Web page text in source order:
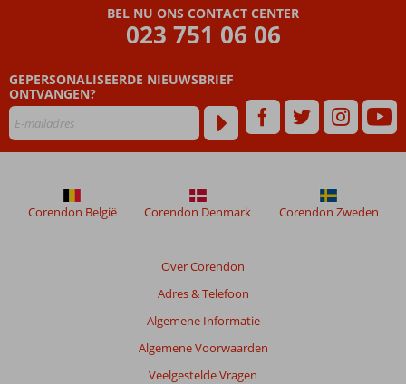
BEL NU ONS CONTACT CENTER
023 751 06 06
GEPERSONALISEERDE NIEUWSBRIEF
ONTVANGEN?
Over Corendon
Adres & Telefoon
Algemene Informatie
Algemene Voorwaarden
Veelgestelde Vragen
Corendon België Corendon Denmark Corendon Zweden